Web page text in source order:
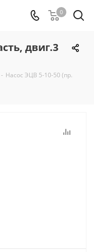
0
двиг.3
- Насос ЭЦВ 5-10-50 (пр.